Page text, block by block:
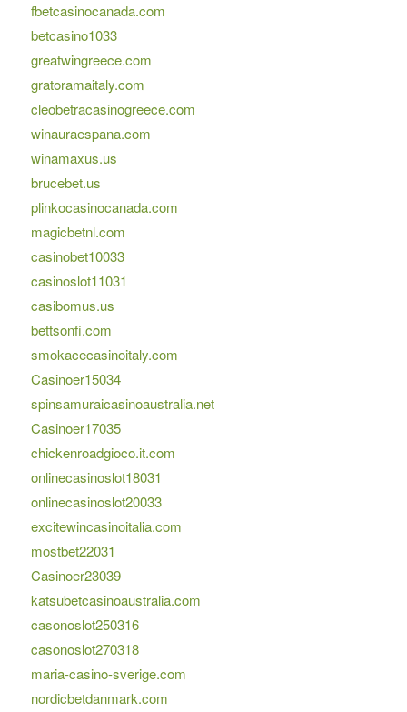
fbetcasinocanada.com
betcasino1033
greatwingreece.com
gratoramaitaly.com
cleobetracasinogreece.com
winauraespana.com
winamaxus.us
brucebet.us
plinkocasinocanada.com
magicbetnl.com
casinobet10033
casinoslot11031
casibomus.us
bettsonfi.com
smokacecasinoitaly.com
Casinoer15034
spinsamuraicasinoaustralia.net
Casinoer17035
chickenroadgioco.it.com
onlinecasinoslot18031
onlinecasinoslot20033
excitewincasinoitalia.com
mostbet22031
Casinoer23039
katsubetcasinoaustralia.com
casonoslot250316
casonoslot270318
maria-casino-sverige.com
nordicbetdanmark.com